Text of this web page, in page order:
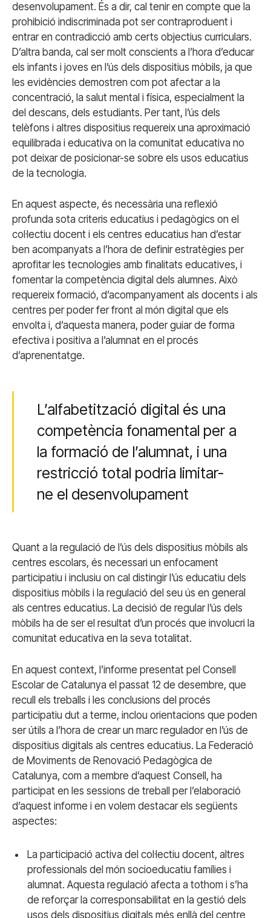
desenvolupament. És a dir, cal tenir en compte que la
prohibició indiscriminada pot ser contraproduent i
entrar en contradicció amb certs objectius curriculars.
D’altra banda, cal ser molt conscients a l’hora d’educar
els infants i joves en l’ús dels dispositius mòbils, ja que
les evidències demostren com pot afectar a la
concentració, la salut mental i física, especialment la
del descans, dels estudiants. Per tant, l’ús dels
telèfons i altres dispositius requereix una aproximació
equilibrada i educativa on la comunitat educativa no
pot deixar de posicionar-se sobre els usos educatius
de la tecnologia.
En aquest aspecte, és necessària una reflexió
profunda sota criteris educatius i pedagògics on el
col·lectiu docent i els centres educatius han d’estar
ben acompanyats a l’hora de definir estratègies per
aprofitar les tecnologies amb finalitats educatives, i
fomentar la competència digital dels alumnes. Això
requereix formació, d’acompanyament als docents i als
centres per poder fer front al món digital que els
envolta i, d’aquesta manera, poder guiar de forma
efectiva i positiva a l’alumnat en el procés
d’aprenentatge.
L’alfabetització digital és una
competència fonamental per a
la formació de l’alumnat, i una
restricció total podria limitar-
ne el desenvolupament
Quant a la regulació de l’ús dels dispositius mòbils als
centres escolars, és necessari un enfocament
participatiu i inclusiu on cal distingir l’ús educatiu dels
dispositius mòbils i la regulació del seu ús en general
als centres educatius. La decisió de regular l’ús dels
mòbils ha de ser el resultat d’un procés que involucri la
comunitat educativa en la seva totalitat.
En aquest context, l’informe presentat pel Consell
Escolar de Catalunya el passat 12 de desembre, que
recull els treballs i les conclusions del procés
participatiu dut a terme, inclou orientacions que poden
ser útils a l’hora de crear un marc regulador en l’ús de
dispositius digitals als centres educatius. La Federació
de Moviments de Renovació Pedagògica de
Catalunya, com a membre d’aquest Consell, ha
participat en les sessions de treball per l’elaboració
d’aquest informe i en volem destacar els següents
aspectes:
La participació activa del col·lectiu docent, altres
professionals del món socioeducatiu famílies i
alumnat. Aquesta regulació afecta a tothom i s’ha
de reforçar la corresponsabilitat en la gestió dels
usos dels dispositius digitals més enllà del centre